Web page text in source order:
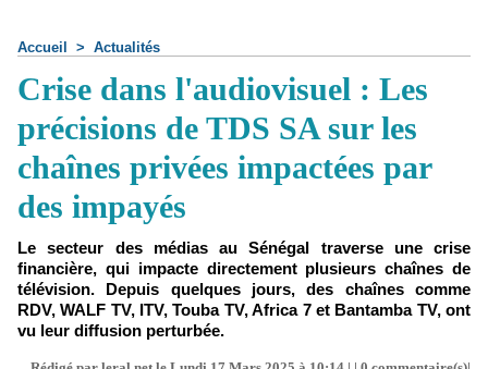
Accueil > Actualités
Crise dans l'audiovisuel : Les
précisions de TDS SA sur les
chaînes privées impactées par
des impayés
Le secteur des médias au Sénégal traverse une crise
financière, qui impacte directement plusieurs chaînes de
télévision. Depuis quelques jours, des chaînes comme
RDV, WALF TV, ITV, Touba TV, Africa 7 et Bantamba TV, ont
vu leur diffusion perturbée.